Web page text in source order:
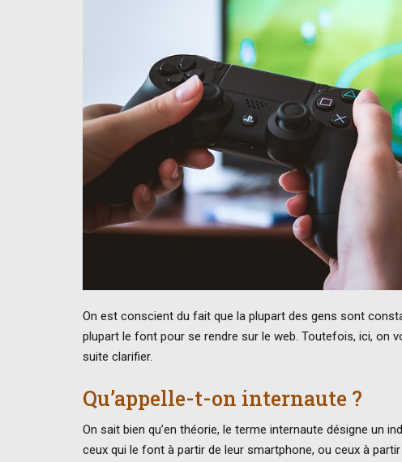
On est conscient du fait que la plupart des gens sont
plupart le font pour se rendre sur le web. Toutefois, ici, on
suite clarifier.
Qu’appelle-t-on internaute ?
On sait bien qu’en théorie, le terme internaute désigne un
ceux qui le font à partir de leur smartphone, ou ceux à